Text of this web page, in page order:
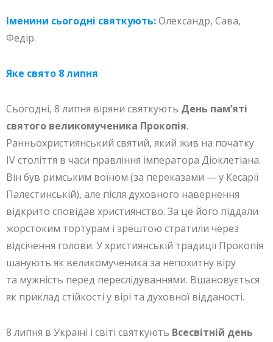
Іменини сьогодні святкують:Олександр, Сава,
Федір.
Яке свято 8 липня
Сьогодні, 8 липня віряни святкують День пам’яті
святого великомученика Прокопія.
Ранньохристиянський святий, який жив на початку
IV століття в часи правління імператора Діоклетіана.
Він був римським воїном (за переказами — у Кесарії
Палестинській), але після духовного навернення
відкрито сповідав християнство. За це його піддали
жорстоким тортурам і зрештою стратили через
відсічення голови. У християнській традиції Прокопія
шанують як великомученика за непохитну віру
та мужність перед переслідуваннями. Вшановується
як приклад стійкості у вірі та духовної відданості.
8 липня в Україні і світі святкують Всесвітній день